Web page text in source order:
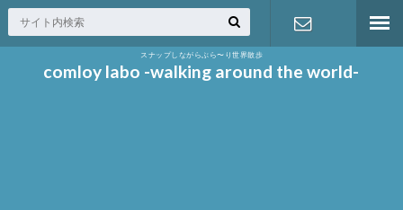
スナップしながらぶら〜り世界散歩
comloy labo -walking around the world-
お問い合わ